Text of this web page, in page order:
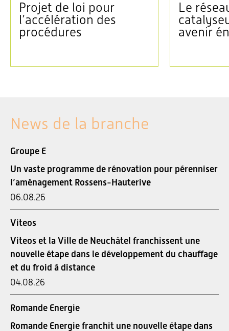
Projet de loi pour
l’accélération des
procédures
Le
avenir
News de la branche
Groupe E
Un vaste programme de rénovation pour pérenniser
l’aménagement Rossens-Hauterive
06.08.26
Viteos
Viteos et la Ville de Neuchâtel franchissent une
nouvelle étape dans le développement du chauffage
et du froid à distance
04.08.26
Romande Energie
Romande Energie franchit une nouvelle étape dans